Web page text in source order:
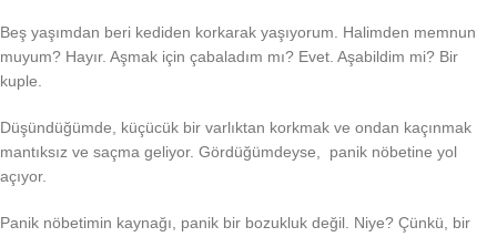
Beş yaşımdan beri kediden korkarak yaşıyorum. Halimden memnun
muyum? Hayır. Aşmak için çabaladım mı? Evet. Aşabildim mi? Bir
kuple.
Düşündüğümde, küçücük bir varlıktan korkmak ve ondan kaçınmak
mantıksız ve saçma geliyor. Gördüğümdeyse, panik nöbetine yol
açıyor.
Panik nöbetimin kaynağı, panik bir bozukluk değil. Niye? Çünkü, bir